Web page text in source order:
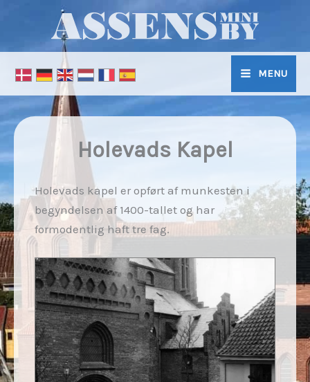
MENU
Holevads Kapel
Holevads kapel er opført af munkesten i
begyndelsen af 1400-tallet og har
formodentlig haft tre fag.